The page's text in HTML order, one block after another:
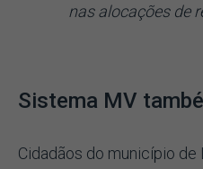
nas alocações de
Sistema MV
Cidadãos do município de